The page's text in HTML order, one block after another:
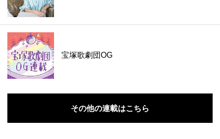
宝塚歌劇団OG
その他の連載はこちら